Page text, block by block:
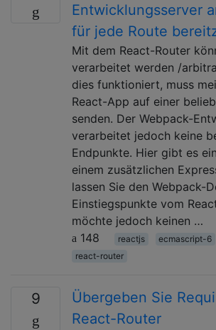
Entwicklungsserver
für jede Route
Mit dem React-Router
verarbeitet werden /
dies funktioniert, muss
React-App auf einer
senden. Der Webpack-
verarbeitet jedoch keine
Endpunkte. Hier gibt es
einem zusätzlichen
lassen Sie den Webpack-
Einstiegspunkte vom
möchte jedoch keinen …
148
reactjs ecmascript-6
react-router
9
Übergeben Sie
React-Router